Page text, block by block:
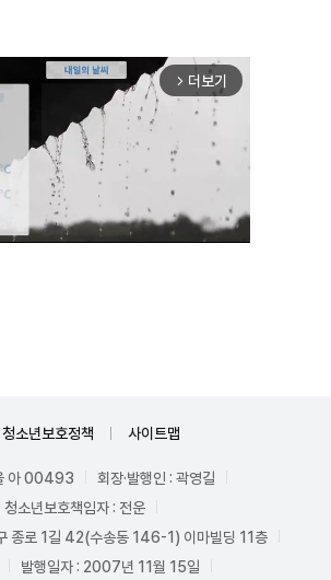
arrow_forward_ios 더보기
청소년보호정책 사이트맵
아 00493
회장·발행인 : 곽영길
청소년보호책임자 : 전운
종로 1길 42(수송동 146-1) 이마빌딩 11층
발행일자 : 2007년 11월 15일